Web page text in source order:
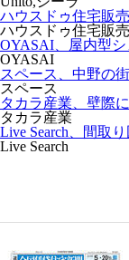
ハウスドゥ住宅販
ハウスドゥ住宅販
OYASAI、屋内型
OYASAI
スペース、中野の
スペース
タカラ産業、壁際
タカラ産業
Live Search、間取
Live Search